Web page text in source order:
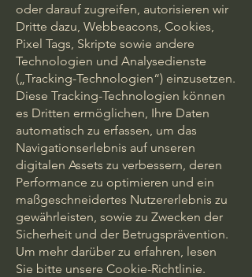
oder darauf zugreifen, autorisieren wir
Dritte dazu, Webbeacons, Cookies,
Pixel Tags, Skripte sowie andere
Technologien und Analysedienste
(„Tracking-Technologien“) einzusetzen.
Diese Tracking-Technologien können
es Dritten ermöglichen, Ihre Daten
automatisch zu erfassen, um das
Navigationserlebnis auf unseren
digitalen Assets zu verbessern, deren
Performance zu optimieren und ein
maßgeschneidertes Nutzererlebnis zu
gewährleisten, sowie zu Zwecken der
Sicherheit und der Betrugsprävention.
Um mehr darüber zu erfahren, lesen
Sie bitte unsere Cookie-Richtlinie.